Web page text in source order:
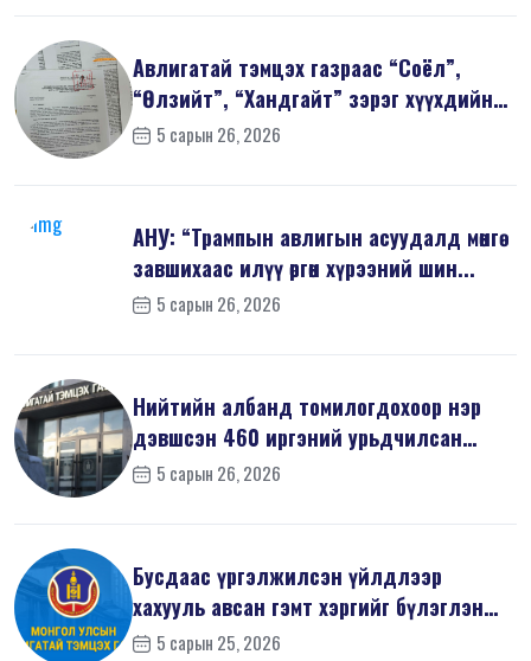
Авлигатай тэмцэх газраас “Соёл”,
“Өлзийт”, “Хандгайт” зэрэг хүүхдийн
з...5 сарын 26, 2026
АНУ: “Трампын авлигын асуудалд мөнгө
завшихаас илүү өргөн хүрээний шин...
5 сарын 26, 2026
Нийтийн албанд томилогдохоор нэр
дэвшсэн 460 иргэний урьдчилсан
мэдүүл...
5 сарын 26, 2026
Бусдаас үргэлжилсэн үйлдлээр
хахууль авсан гэмт хэргийг бүлэглэн
үйлдс...
5 сарын 25, 2026